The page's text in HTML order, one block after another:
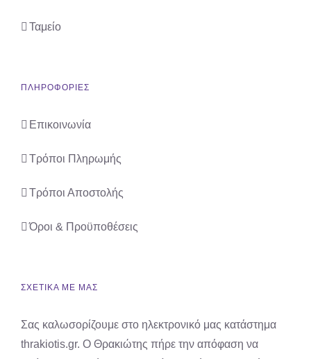
Ταμείο
ΠΛΗΡΟΦΟΡΙΕΣ
Επικοινωνία
Τρόποι Πληρωμής
Τρόποι Αποστολής
Όροι & Προϋποθέσεις
ΣΧΕΤΙΚΑ ΜΕ ΜΑΣ
Σας καλωσορίζουμε στο ηλεκτρονικό μας κατάστημα
thrakiotis.gr. Ο Θρακιώτης πήρε την απόφαση να